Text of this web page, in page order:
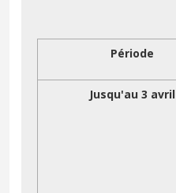
Période
Jusqu'au 3 avril